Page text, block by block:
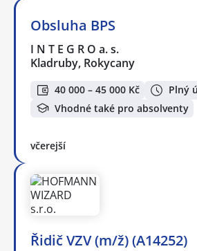
Obsluha BPS
I N T E G R O a. s.
Kladruby, Rokycany
40 000 – 45 000 Kč
Plný
Vhodné také pro absolventy
včerejší
Řidič VZV (m/ž) (A14252)